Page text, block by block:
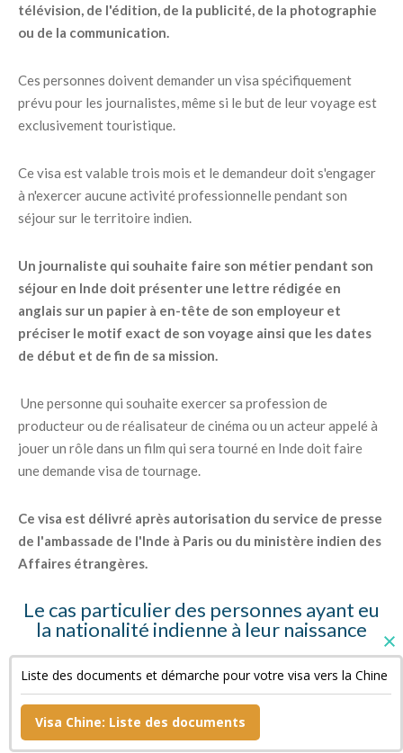
télévision, de l'édition, de la publicité, de la photographie
ou de la communication.
Ces personnes doivent demander un visa spécifiquement
prévu pour les journalistes, même si le but de leur voyage est
exclusivement touristique.
Ce visa est valable trois mois et le demandeur doit s'engager
à n'exercer aucune activité professionnelle pendant son
séjour sur le territoire indien.
Un journaliste qui souhaite faire son métier pendant son
séjour en Inde doit présenter une lettre rédigée en
anglais sur un papier à en-tête de son employeur et
préciser le motif exact de son voyage ainsi que les dates
de début et de fin de sa mission.
Une personne qui souhaite exercer sa profession de
producteur ou de réalisateur de cinéma ou un acteur appelé à
jouer un rôle dans un film qui sera tourné en Inde doit faire
une demande visa de tournage.
Ce visa est délivré après autorisation du service de presse
de l'ambassade de l'Inde à Paris ou du ministère indien des
Affaires étrangères.
Le cas particulier des personnes ayant eu
la nationalité indienne à leur naissance
Ces personnes doivent fournir des copies de leur « Surrender
Certificate » et de leur passeport indien annulé ainsi qu'une
déclaration sur l'honneur.
Liste des documents et démarche pour votre visa vers la Chine
Visa Chine: Liste des documents